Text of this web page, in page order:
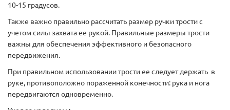
10-15 градусов.
Также важно правильно рассчитать размер ручки трости с
учетом силы захвата ее рукой. Правильные размеры трости
важны для обеспечения эффективного и безопасного
передвижения.
При правильном использовании трости ее следует держать в
руке, противоположно пораженной конечности: рука и нога
передвигаются одновременно.